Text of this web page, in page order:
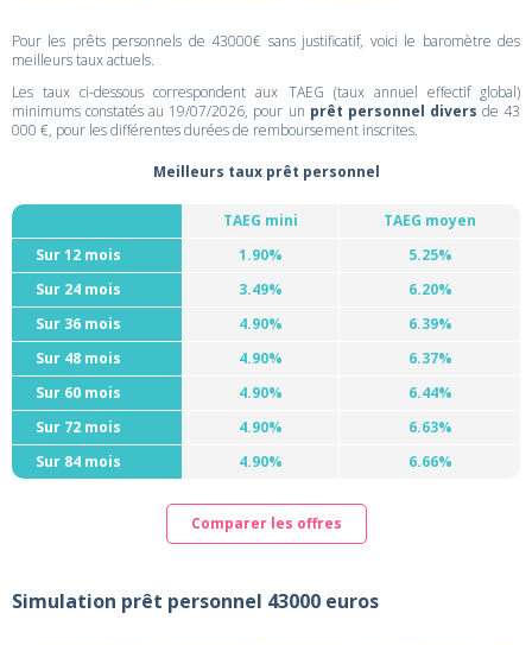
Pour les prêts personnels de 43000€ sans justificatif, voici le baromètre des
meilleurs taux actuels.
Les taux ci-dessous correspondent aux TAEG (taux annuel effectif global)
minimums constatés au 19/07/2026, pour un prêt personnel divers de 43
000 €, pour les différentes durées de remboursement inscrites.
Meilleurs taux prêt personnel
TAEG mini
TAEG moyen
Sur 12 mois
1.90%
5.25%
Sur 24 mois
3.49%
6.20%
Sur 36 mois
4.90%
6.39%
Sur 48 mois
4.90%
6.37%
Sur 60 mois
4.90%
6.44%
Sur 72 mois
4.90%
6.63%
Sur 84 mois
4.90% 6.66%
Comparer les offres
Simulation prêt personnel 43000 euros